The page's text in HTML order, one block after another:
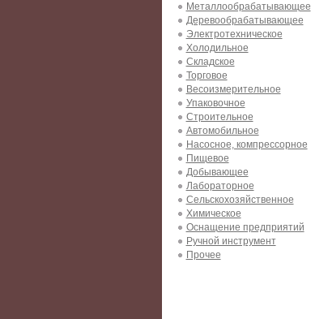
Металлообрабатывающее
Деревообрабатывающее
Электротехническое
Холодильное
Складское
Торговое
Весоизмерительное
Упаковочное
Строительное
Автомобильное
Насосное, компрессорное
Пищевое
Добывающее
Лабораторное
Сельскохозяйственное
Химическое
Оснащение предприятий
Ручной инструмент
Прочее